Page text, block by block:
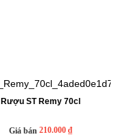
Rượu ST Remy 70cl
Giá bán 210.000 ₫